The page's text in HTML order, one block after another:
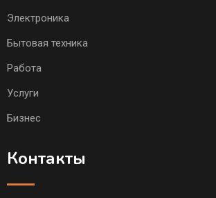
Электроника
Бытовая техника
Работа
Услуги
Бизнес
Контакты